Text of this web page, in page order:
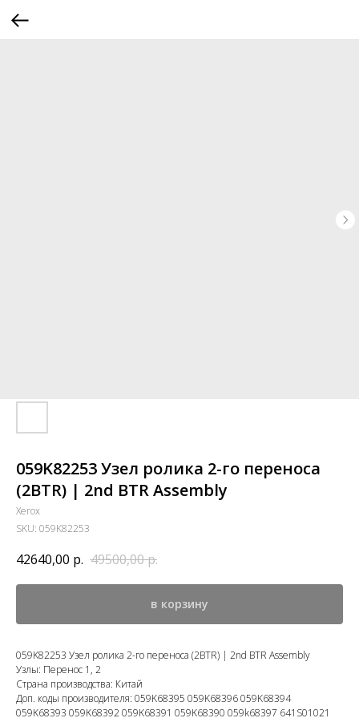
059K82253 Узел ролика 2-го переноса
(2BTR) | 2nd BTR Assembly
Xerox
SKU: 059K82253
42640,00 р. 49500,00р.
в корзину
059K82253 Узел ролика 2-го переноса (2BTR) | 2nd BTR Assembly
Узлы: Перенос 1, 2
Страна производства: Китай
Доп. коды производителя: 059K68395 059K68396 059K68394
059K68393 059K68392 059K68391 059K68390 059k68397 641S01021